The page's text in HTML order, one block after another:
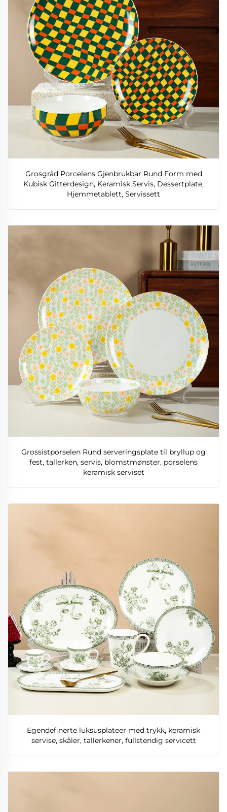
Grosgråd Porcelens Gjenbrukbar Rund Form med
Kubisk Gitterdesign, Keramisk Servis, Dessertplate,
Hjemmetablett, Servissett
Grossistporselen Rund serveringsplate til bryllup og
fest, tallerken, servis, blomstmønster, porselens
keramisk serviset
Egendefinerte luksusplateer med trykk, keramisk
servise, skåler, tallerkener, fullstendig servicett